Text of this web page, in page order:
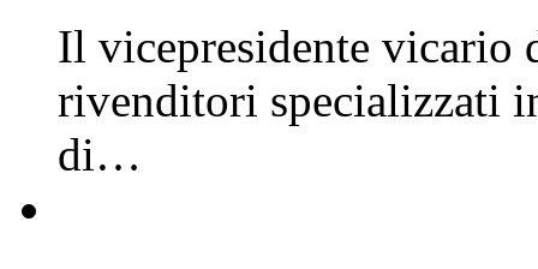
Il vicepresidente vicario
rivenditori specializzati
di…